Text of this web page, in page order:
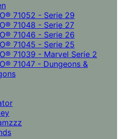
71052 - Serie 29
71048 - Serie 27
71046 - Serie 26
71045 - Serie 25
71039 - Marvel Serie 2
71047 - Dungeons &